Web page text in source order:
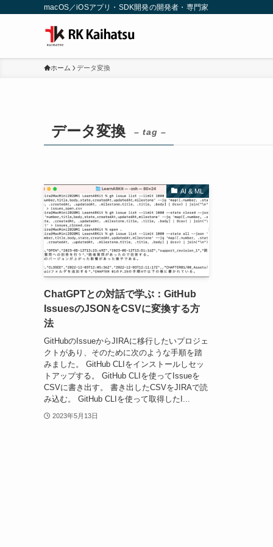
macOS／iOSアプリ・SDK開発の開発者・専門家
ホーム データ変換
データ変換 – tag –
AI & ML
ChatGPTとの対話で学ぶ：GitHub
IssuesのJSONをCSVに変換する方
法
GitHubのIssueからJIRAに移行したいプロジェ
クトがあり、そのために次のような手順を踏
みました。 GitHub CLIをインストールしセッ
トアップする。 GitHub CLIを使ってIssueを
CSVに書き出す。 書き出したCSVをJIRAで読
み込む。 GitHub CLIを使って取得したI...
2023年5月13日